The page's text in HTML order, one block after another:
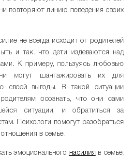
повторяют линию поведения своих
не всегда исходит от родителей
и так, что дети издеваются над
К примеру, пользуясь любовью
могут шантажировать их для
своей выгоды. В такой ситуации
осознать, что они сами
ситуации, и обратиться за
Психологи помогут разобраться
отношения в семье.
эмоционального насилия в семье,